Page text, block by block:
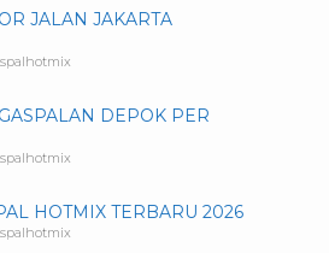
JALAN JAKARTA
DEPOK PER
HOTMIX TERBARU 2026